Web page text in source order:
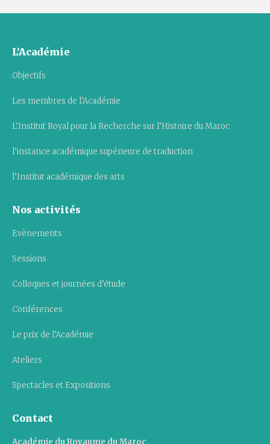
L’Académie
Objectifs
Les membres de l’Académie
L’Institut Royal pour la Recherche sur l’Histoire du Maroc
l’instance académique supérieure de traduction
l’Institut académique des arts
Nos activités
Evènements
Sessions
Colloques et journées d’étude
Conférences
Le prix de l’Académie
Ateliers
Spectacles et Expositions
Contact
Académie du Royaume du Maroc